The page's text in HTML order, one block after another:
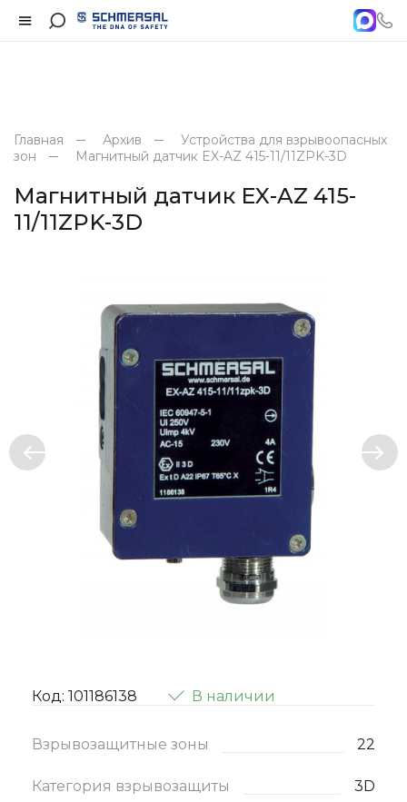
Главная Архив
Устройства для взрывоопасных
зон
Магнитный датчик EX-AZ 415-11/11ZPK-3D
Магнитный датчик EX-AZ 415-
11/11ZPK-3D
Код: 101186138 В наличии
Взрывозащитные зоны 22
Категория взрывозащиты 3D